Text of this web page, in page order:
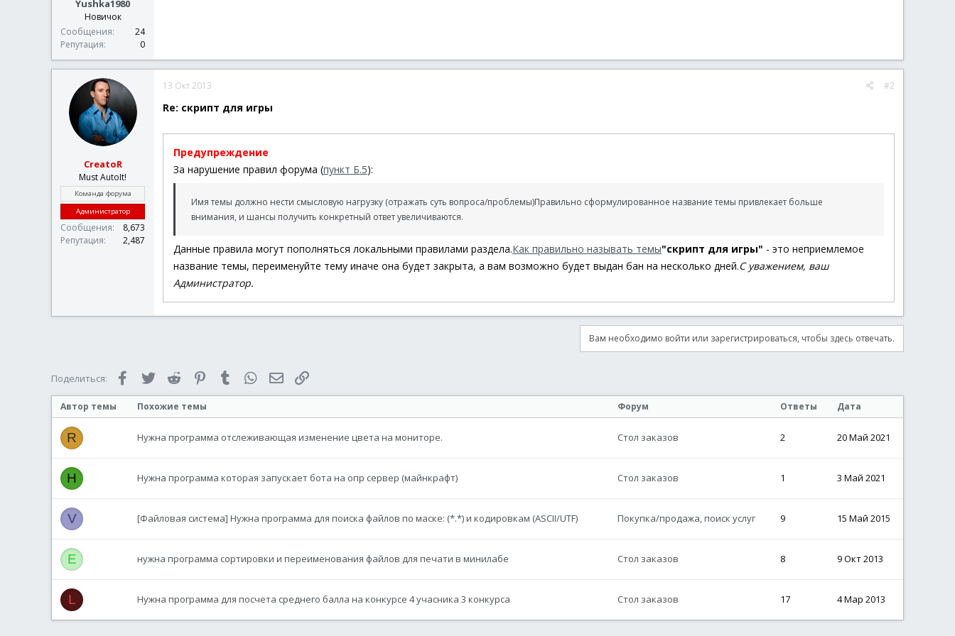
Yushka1980
Новичок
Сообщения
24
Репутация
0
CreatoR
Must AutoIt!
Команда форума
Администратор
Сообщения
8,673
Репутация
2,487
13 Окт 2013 #2
Re: скрипт для игры
Предупреждение
За нарушение правил форума (пункт Б.5):
Имя темы должно нести смысловую нагрузку (отражать суть вопроса/проблемы)Правильно сформулированное название темы привлекает больше
внимания, и шансы получить конкретный ответ увеличиваются.
Данные правила могут пополняться локальными правилами раздела.Как правильно называть темы"скрипт для игры" - это неприемлемое
название темы, переименуйте тему иначе она будет закрыта, а вам возможно будет выдан бан на несколько дней.С уважением, ваш
Администратор.
Вам необходимо войти или зарегистрироваться, чтобы здесь отвечать.
Поделиться: FacebookTwitter Reddit PinterestTumblr WhatsAppЭлектронная почта
Автор темы Похожие темы Форум Ответы Дата
R Нужна программа отслеживающая изменение цвета на мониторе. Стол заказов 2 20 Май 2021
H Нужна программа которая запускает бота на опр сервер (майнкрафт) Стол заказов 1 3 Май 2021
V [Файловая система] Нужна программа для поиска файлов по маске: (*.*) и кодировкам (ASCII/UTF) Покупка/продажа, поиск услуг 9 15 Май 2015
E нужна программа сортировки и переименования файлов для печати в минилабе Стол заказов 8 9 Окт 2013
L Нужна программа для посчета среднего балла на конкурсе 4 учасника 3 конкурса Стол заказов 17 4 Мар 2013